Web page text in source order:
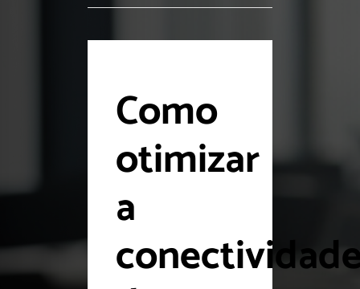
Como
otimizar
a